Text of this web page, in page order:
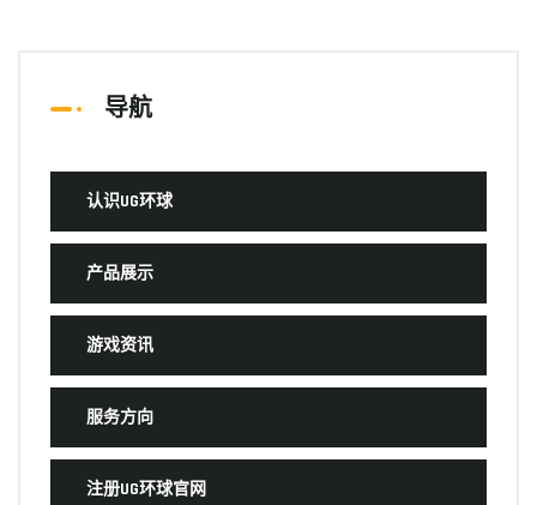
导航
认识UG环球
产品展示
游戏资讯
服务方向
注册UG环球官网